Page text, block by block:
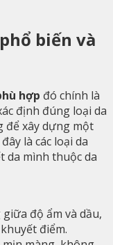
biến và
hợp đó chính là
định đúng loại da
để xây dựng một
là các loại da
da mình thuộc da
độ ẩm và dầu,
điểm.